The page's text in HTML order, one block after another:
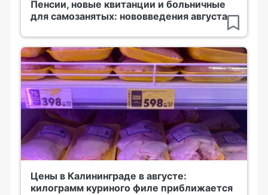
Пенсии, новые квитанции и больничные
для самозанятых: нововведения августа
Цены в Калининграде в августе:
килограмм куриного филе приближается